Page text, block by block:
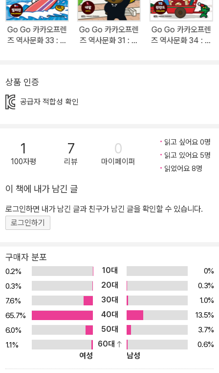
누적 판매 200만 부를 돌파한 베스트셀러 <Go Go 카카오프렌즈>
시리즈를 향한 독자들의 관심과 사랑은 여전하다. <마법천자문>으로
학습만화의 시장을 연 아울북과 카카오프렌즈가 만나 탄생시킨 이 시
내뿜는다. <Go Go 카카오프렌즈> 시리즈는 카카오프렌즈가 시간
재기발랄한 여행을 통해 세계 곳곳의 다양한 역사와 문화를 경험한
베스트셀러에 올라 시리즈 전체가 꾸준한 사랑을 받고 있다. 만약 역
사를 바꿀 수 있다면, 그 시간으로 갈 수 있다면 누구를 만나 무엇을
할까? 실감나는 설정에 상상력을 더해 자연스럽게 세계 역사의 흐름
이 익숙해진다! ‘만약 내가 세종대왕이었다면…?’ ‘만약 내가 나폴레
리고 그 시간, 그 장소에 갈 수 있다면 무엇을 해야 할까? 이런 호기심
으로 시작된 <Go Go 카카오프렌즈> 시리즈는 세계의 역사가 퍼즐
흩어지는 것으로 이야기가 시작된다. 이 이야기에서 카카오프렌즈는
퍼즐을 되찾기 위한 히스토리 뱅크의 비밀요원으로 변신한다. 퍼즐의
힘으로 세계를 정복하려는 악당 남매 이프와 이브 그리고 인공지능
컴퓨터 이프고에 맞선 카카오프렌즈는 세계 역사 속 곳곳을 누비며
역사를 지키기 위해 고군분투한다. 세계의 역사 현장 속으로 들어가
실감나는 모험을 펼치며 카카오프렌즈와 함께 여행하다 보면 세계의
문화 상식은 물론, 어렵다고만 생각했던 세계사 지식이 나도 모르는
사이 머릿속에 쏙쏙 저장된다. 세계라는 무대에서 꿈을 펼칠 아이들
Go Go 카카오프렌
즈 역사문화 33 : 필
Go Go 카카오프렌
즈 역사문화 31 : 네
Go Go 카카오프렌
즈 역사문화 34 : 핀
상품 인증
공급자 적합성 확인
1
100자평
7
리뷰
0
마이페이퍼
읽고 싶어요 0명
읽고 있어요 5명
읽었어요 8명
이 책에 내가 남긴 글
로그인하면 내가 남긴 글과 친구가 남긴 글을 확인할 수 있습니다.
로그인하기
구매자 분포
0.2% 10대
0%
0.3%
20대
0.3%
7.6%
30대
1.0%
65.7%
40대
13.5%
6.0%
50대
3.7%
1.1%
60대
0.6%
여성
남성